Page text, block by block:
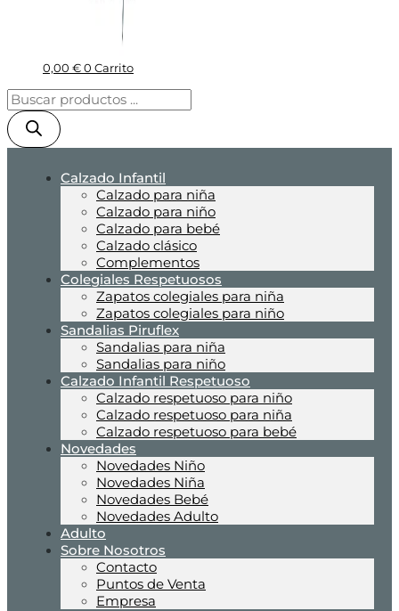
0,00 € 0 Carrito
Calzado Infantil
Calzado para niña
Calzado para niño
Calzado para bebé
Calzado clásico
Complementos
Colegiales Respetuosos
Zapatos colegiales para niña
Zapatos colegiales para niño
Sandalias Piruflex
Sandalias para niña
Sandalias para niño
Calzado Infantil Respetuoso
Calzado respetuoso para niño
Calzado respetuoso para niña
Calzado respetuoso para bebé
Novedades
Novedades Niño
Novedades Niña
Novedades Bebé
Novedades Adulto
Adulto
Sobre Nosotros
Contacto
Puntos de Venta
Empresa